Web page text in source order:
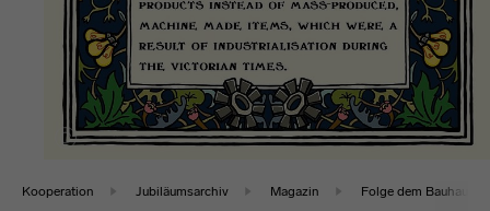
Kooperation Jubiläumsarchiv Magazin Folge dem Bauhaus